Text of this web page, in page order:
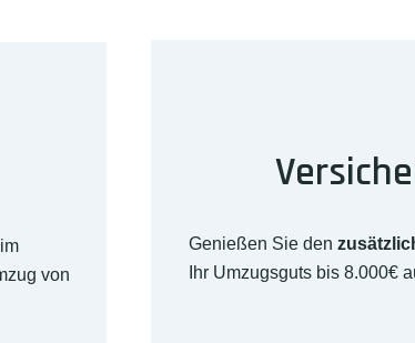
im
von
Genießen Sie den
Ihr Umzugsguts bis 8.000€